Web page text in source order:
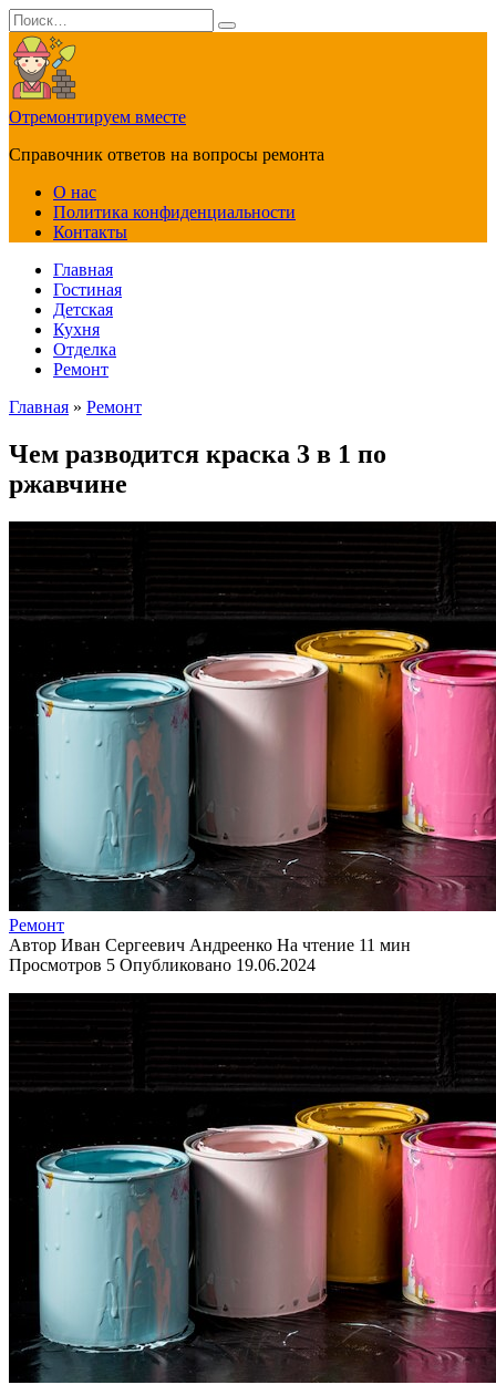
Перейти
к
содержанию
Search
for:
Отремонтируем вместе
Справочник ответов на вопросы ремонта
О нас
Политика конфиденциальности
Контакты
Главная
Гостиная
Детская
Кухня
Отделка
Ремонт
Главная » Ремонт
Чем разводится краска 3 в 1 по
ржавчине
Ремонт
Автор Иван Сергеевич Андреенко На чтение 11 мин
Просмотров 5 Опубликовано 19.06.2024